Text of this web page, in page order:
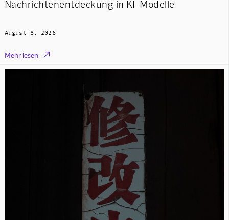
Nachrichtenentdeckung in KI-Modelle
August 8, 2026
Mehr lesen 